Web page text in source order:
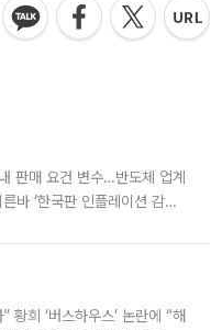
판매 요건 변수…반도체 업계
바 ‘한국판 인플레이션 감축
희 ‘버스하우스’ 논란에 “해